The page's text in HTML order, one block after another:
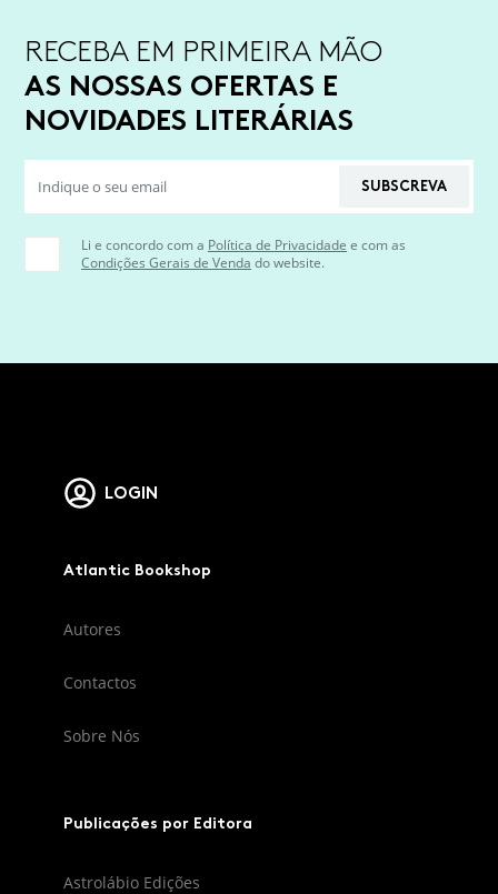
RECEBA EM PRIMEIRA MÃO
AS NOSSAS OFERTAS E
NOVIDADES LITERÁRIAS
SUBSCREVA
Li e concordo com a Política de Privacidade e com as
Condições Gerais de Venda do website.
LOGIN
Atlantic Bookshop
Autores
Contactos
Sobre Nós
Publicações por Editora
Astrolábio Edições